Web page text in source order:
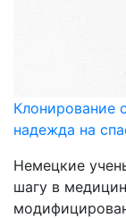
Клонирование
надежда на
Немецкие
шагу в